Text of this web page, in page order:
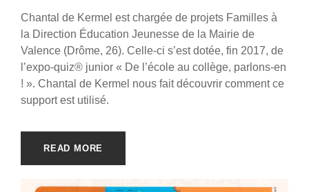
Chantal de Kermel est chargée de projets Familles à
la Direction Éducation Jeunesse de la Mairie de
Valence (Drôme, 26). Celle-ci s’est dotée, fin 2017, de
l’expo-quiz® junior « De l’école au collège, parlons-en
! ». Chantal de Kermel nous fait découvrir comment ce
support est utilisé.
READ MORE